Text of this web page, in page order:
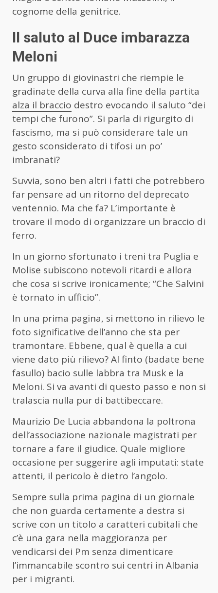
cognome della genitrice.
Il saluto al Duce imbarazza
Meloni
Un gruppo di giovinastri che riempie le
gradinate della curva alla fine della partita
alza il braccio destro evocando il saluto “dei
tempi che furono”. Si parla di rigurgito di
fascismo, ma si può considerare tale un
gesto sconsiderato di tifosi un po’
imbranati?
Suvvia, sono ben altri i fatti che potrebbero
far pensare ad un ritorno del deprecato
ventennio. Ma che fa? L’importante è
trovare il modo di organizzare un braccio di
ferro.
In un giorno sfortunato i treni tra Puglia e
Molise subiscono notevoli ritardi e allora
che cosa si scrive ironicamente; “Che Salvini
è tornato in ufficio”.
In una prima pagina, si mettono in rilievo le
foto significative dell’anno che sta per
tramontare. Ebbene, qual è quella a cui
viene dato più rilievo? Al finto (badate bene
fasullo) bacio sulle labbra tra Musk e la
Meloni. Si va avanti di questo passo e non si
tralascia nulla pur di battibeccare.
Maurizio De Lucia abbandona la poltrona
dell’associazione nazionale magistrati per
tornare a fare il giudice. Quale migliore
occasione per suggerire agli imputati: state
attenti, il pericolo è dietro l’angolo.
Sempre sulla prima pagina di un giornale
che non guarda certamente a destra si
scrive con un titolo a caratteri cubitali che
c’è una gara nella maggioranza per
vendicarsi dei Pm senza dimenticare
l’immancabile scontro sui centri in Albania
per i migranti.